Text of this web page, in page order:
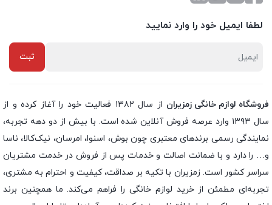
لطفا ایمیل خود را وارد نمایید
فروشگاه لوازم خانگی زمزیران
از سال ۱۳۸۲ فعالیت خود را آغاز کرده و از
سال ۱۳۹۳ وارد عرصه فروش آنلاین شده است. با بیش از دو دهه تجربه،
نمایندگی رسمی برندهای معتبری چون بوش، اسنوا، امرسان، نیک‌کالا، ناسا
و… را دارد و با ضمانت اصالت و خدمات پس از فروش در خدمت مشتریان
سراسر کشور است. زمزیران با تکیه بر صداقت، کیفیت و احترام به مشتری،
تجربه‌ای مطمئن از خرید لوازم خانگی را فراهم می‌کند. ما همچنین برند